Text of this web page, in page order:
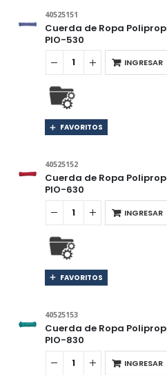
40525151
Cuerda de Ropa
PIO-530
INGRESAR
FAVORITOS
40525152
Cuerda de Ropa
PIO-630
INGRESAR
FAVORITOS
40525153
Cuerda de Ropa
PIO-830
INGRESAR